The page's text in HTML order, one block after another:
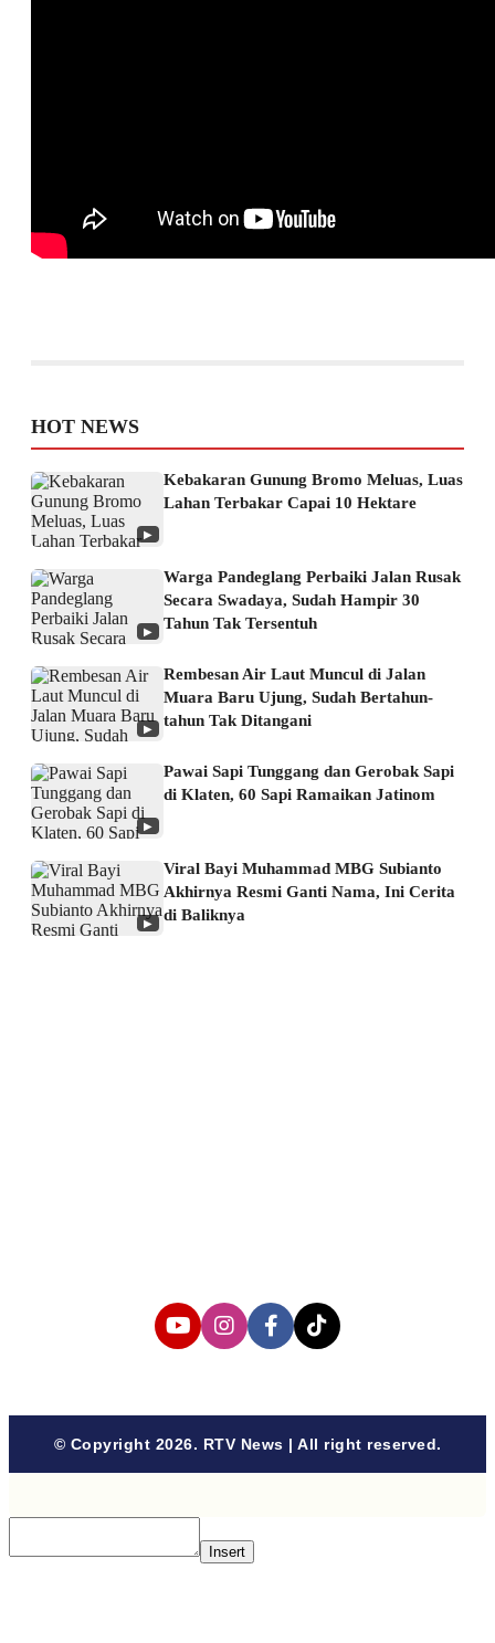
HOT NEWS
▶
Kebakaran Gunung Bromo Meluas, Luas
Lahan Terbakar Capai 10 Hektare
▶
Warga Pandeglang Perbaiki Jalan Rusak
Secara Swadaya, Sudah Hampir 30
Tahun Tak Tersentuh
▶
Rembesan Air Laut Muncul di Jalan
Muara Baru Ujung, Sudah Bertahun-
tahun Tak Ditangani
▶
Pawai Sapi Tunggang dan Gerobak Sapi
di Klaten, 60 Sapi Ramaikan Jatinom
▶
Viral Bayi Muhammad MBG Subianto
Akhirnya Resmi Ganti Nama, Ini Cerita
di Baliknya
© Copyright 2026. RTV News | All right reserved.
Insert